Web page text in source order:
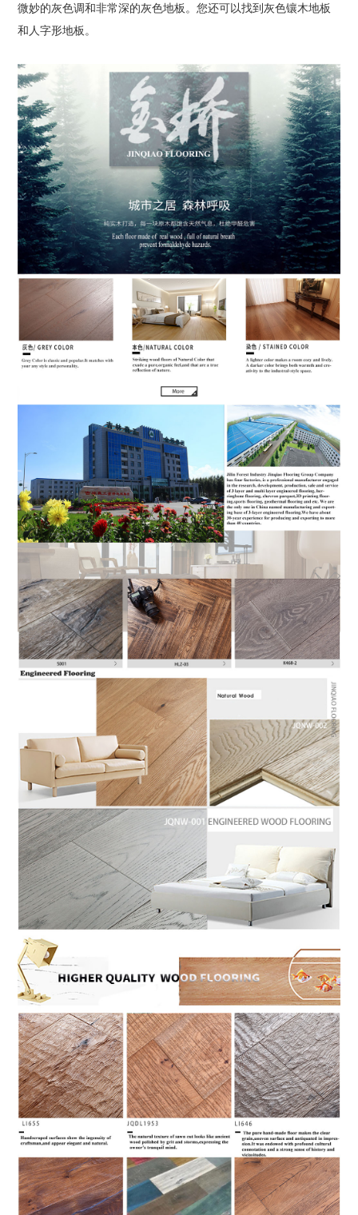
微妙的灰色调和非常深的灰色地板。您还可以找到灰色镶木地板
和人字形地板。